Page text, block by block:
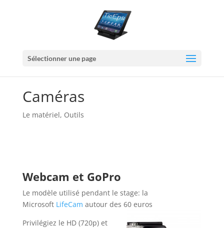
Sélectionner une page
Caméras
Le matériel, Outils
Webcam et GoPro
Le modèle utilisé pendant le stage: la
MicrosoftLifeCam autour des 60 euros
Privilégiez le HD (720p) et